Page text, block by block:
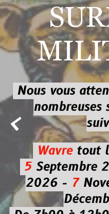

Nous vous
nombreuses
Wavretout
5Septembre
2026 -7